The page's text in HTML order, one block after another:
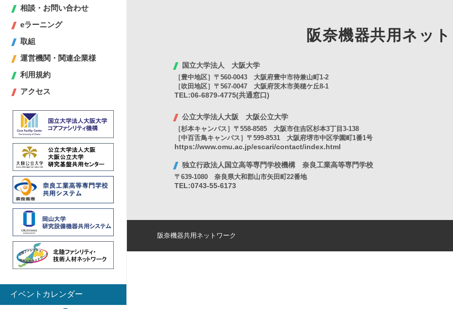
相談・お問い合わせ
eラーニング
取組
運営機関・関連企業様
利用規約
アクセス
イベントカレンダー
阪奈機器共用 ネッ
国立大学法人 大阪大学
［豊中地区］〒560-0043 大阪府豊中市待兼山町1-2
［吹田地区］〒567-0047 大阪府茨木市美穂ケ丘8-1
TEL:06-6879-4775(共通窓口)
公立大学法人大阪 大阪公立大学
［杉本キャンパス］〒558-8585 大阪市住吉区杉本3丁目3-138
［中百舌鳥キャンパス］〒599-8531 大阪府堺市中区学園町1番1号
https://www.omu.ac.jp/escari/contact/index.html
独立行政法人国立高等専門学校機構 奈良工業高等専門学校
〒639-1080 奈良県大和郡山市矢田町22番地
TEL:0743-55-6173
阪奈機器共用ネットワーク